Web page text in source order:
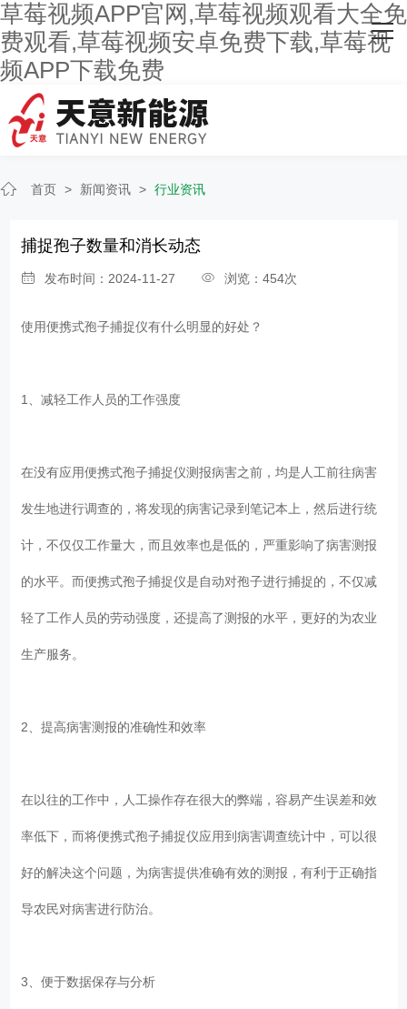
草莓视频APP官网,草莓视频观看大全免
费观看,草莓视频安卓免费下载,草莓视
频APP下载免费
网站首页
关于草莓视频APP官网
主营产品
新闻资讯
首页 > 新闻资讯 > 行业资讯
捕捉孢子数量和消长动态
发布时间：2024-11-27 浏览：454次
使用便携式孢子捕捉仪有什么明显的好处？
1、减轻工作人员的工作强度
在没有应用便携式孢子捕捉仪测报病害之前，均是人工前往病害
发生地进行调查的，将发现的病害记录到笔记本上，然后进行统
计，不仅仅工作量大，而且效率也是低的，严重影响了病害测报
的水平。而便携式孢子捕捉仪是自动对孢子进行捕捉的，不仅减
轻了工作人员的劳动强度，还提高了测报的水平，更好的为农业
生产服务。
2、提高病害测报的准确性和效率
在以往的工作中，人工操作存在很大的弊端，容易产生误差和效
率低下，而将便携式孢子捕捉仪应用到病害调查统计中，可以很
好的解决这个问题，为病害提供准确有效的测报，有利于正确指
导农民对病害进行防治。
3、便于数据保存与分析